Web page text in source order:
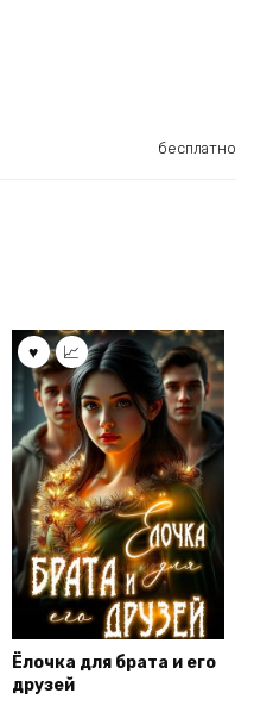
бесплатно
Ёлочка для брата и его
друзей